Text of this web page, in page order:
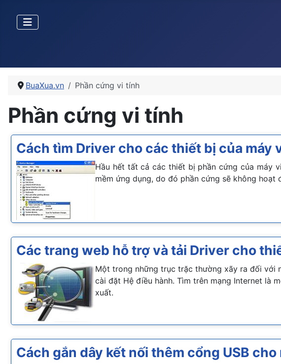
BuaXua.vn Phần cứng vi tính
Phần cứng vi tính
Cách tìm Driver cho các thiết bị của máy
Hầu hết tất cả các thiết bị phần cứng của máy
mềm ứng dụng, do đó phần cứng sẽ không
Các trang web hỗ trợ và tải Driver cho
Một trong những trục trặc thường xãy ra đối với
cài đặt Hệ điều hành. Tìm trên mạng Internet là
xuất.
Cách gắn dây kết nối thêm cổng USB